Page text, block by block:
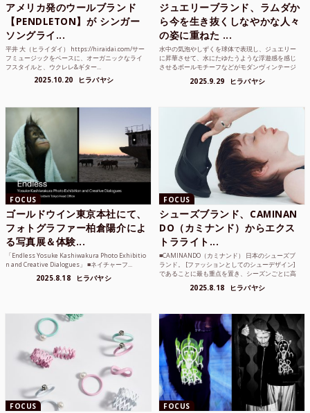
アメリカ発のウールブランド
【PENDLETON】が シンガー
ソングライ...
平井 大（ヒライダイ） https://hiraidai.com/サー
フミュージックをベースに、オーガニックなライ
フスタイルと、ウクレレ&ギター...
2025.10.20 ヒラバヤシ
ジュエリーブランド、ラムダか
ら今を生き抜くしなやかな人々
の姿に重ねた ...
水中の気泡やしずくを球体で表現し、ジュエリー
に昇華させて、水にたゆたうような浮遊感を感じ
させるボールモチーフなどがモダンヴィンテージ
2025.9.29 ヒラバヤシ
FOCUS
ゴールドウイン東京本社にて、
フォトグラファー柏倉陽介によ
る写真展＆体験...
「Endless Yosuke Kashiwakura Photo Exhibitio
n and Creative Dialogues」 ■ネイチャーフ...
2025.8.18 ヒラバヤシ
FOCUS
シューズブランド、CAMINAN
DO（カミナンド）からエクス
トラライト...
■CAMINANDO（カミナンド） 日本のシューズブ
ランド。 [ファッションとしてのシューデザイン]
であることに最も重点を置き、シーズンごとに高
2025.8.18 ヒラバヤシ
FOCUS FOCUS